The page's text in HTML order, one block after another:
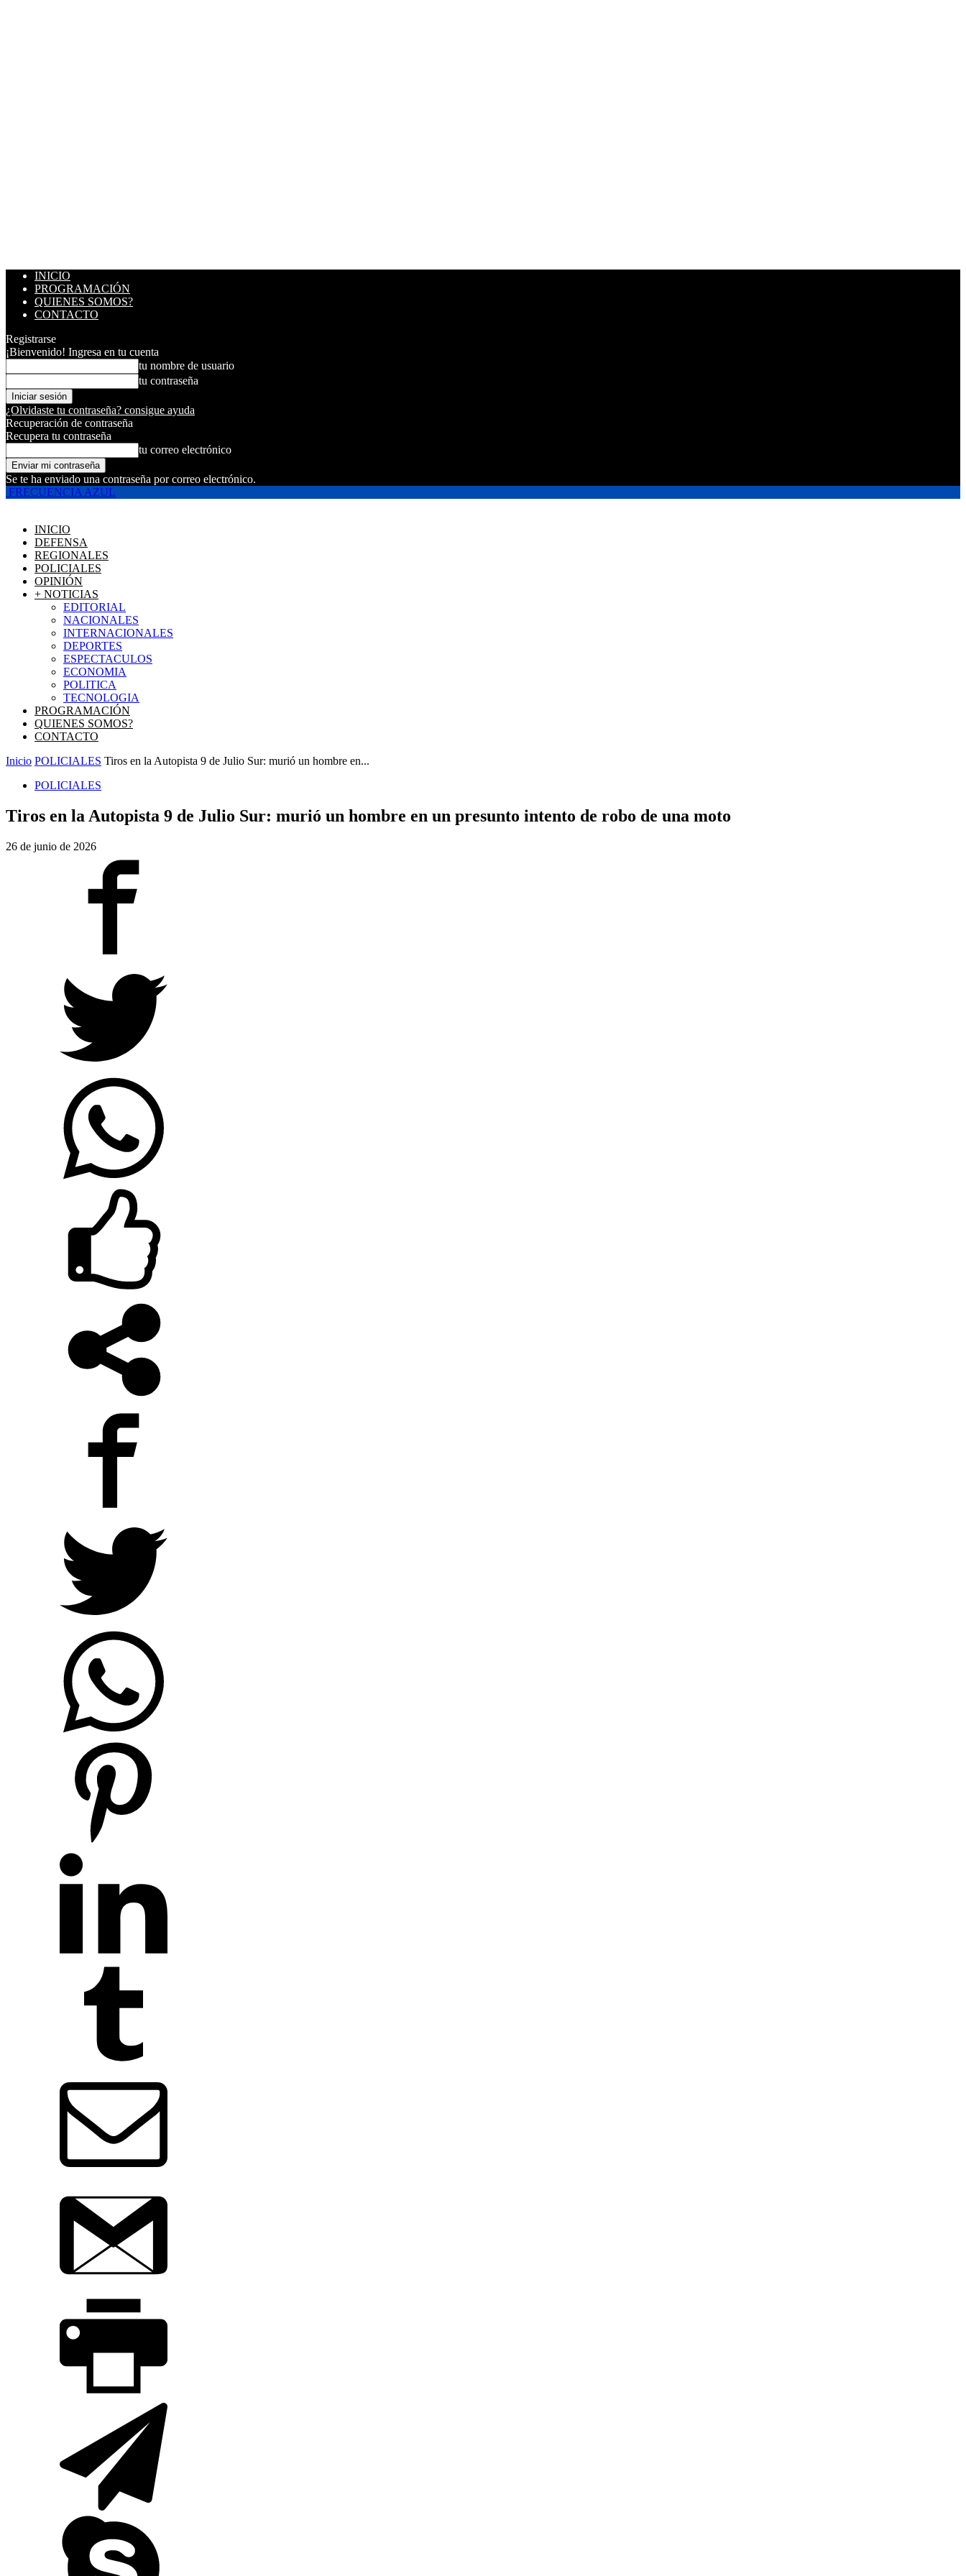
INICIO
PROGRAMACIÓN
QUIENES SOMOS?
CONTACTO
Registrarse
¡Bienvenido! Ingresa en tu cuenta
tu nombre de usuario
tu contraseña
¿Olvidaste tu contraseña? consigue ayuda
Recuperación de contraseña
Recupera tu contraseña
tu correo electrónico
Se te ha enviado una contraseña por correo electrónico.
FRECUENCIA AZUL
INICIO
DEFENSA
REGIONALES
POLICIALES
OPINIÓN
+ NOTICIAS
EDITORIAL
NACIONALES
INTERNACIONALES
DEPORTES
ESPECTACULOS
ECONOMIA
POLITICA
TECNOLOGIA
PROGRAMACIÓN
QUIENES SOMOS?
CONTACTO
Inicio POLICIALES Tiros en la Autopista 9 de Julio Sur: murió un hombre en...
POLICIALES
Tiros en la Autopista 9 de Julio Sur: murió un hombre en un presunto intento de robo de una moto
26 de junio de 2026